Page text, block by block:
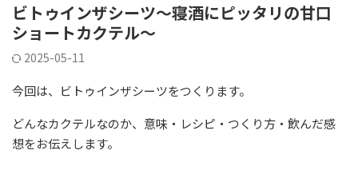
ビトゥインザシーツ～寝酒にピッタリの甘口
ショートカクテル～
2025-05-11
今回は、ビトゥインザシーツをつくります。
どんなカクテルなのか、意味・レシピ・つくり方・飲んだ感
想をお伝えします。